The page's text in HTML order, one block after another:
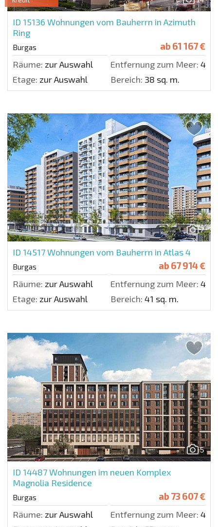
ID 15136 Wohnungen vom Bauherrn in Azimuth
Ring
Burgas ab 61 167 €
Räume: zur Auswahl Entfernung zum Meer:
Etage: zur Auswahl Bereich: 38 sq. m.
7
ID 14517Wohnungen vom Bauherrn in Atlas 4
Burgas ab 67 914 €
Räume: zur Auswahl Entfernung zum Meer:
Etage: zur Auswahl Bereich: 41 sq. m.
5
ID 14487Wohnungen im neuen Komplex
Magnolia Residence
Burgas ab 73 607 €
Räume: zur Auswahl Entfernung zum Meer: